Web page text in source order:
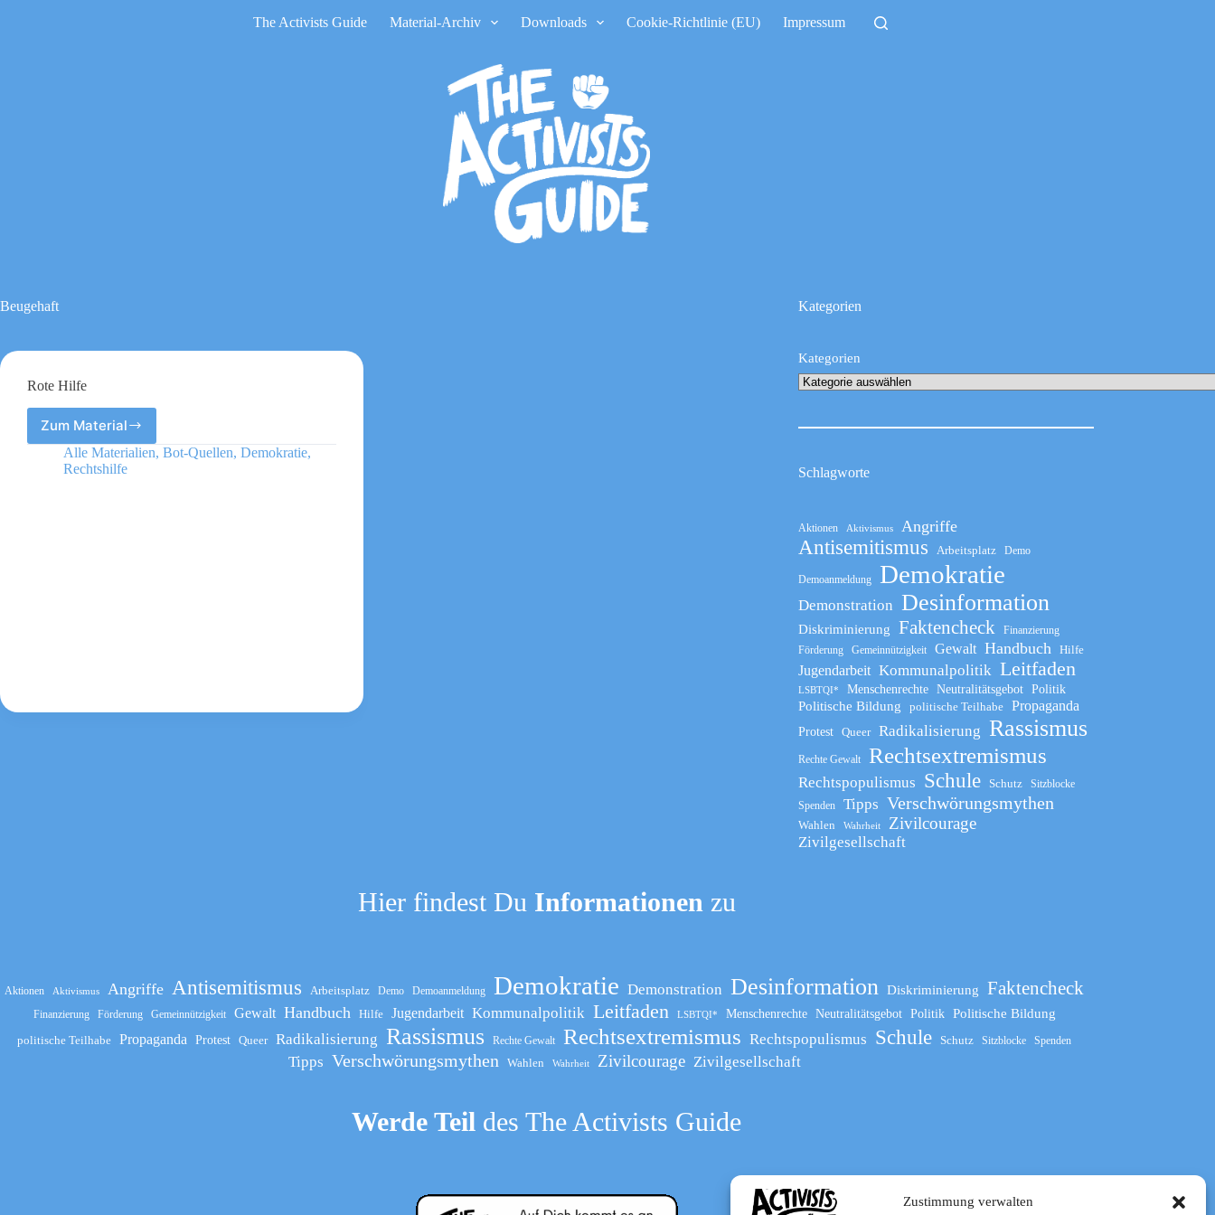
Zustimmung verwalten
The Activists Guide Material-Archiv Downloads Cookie-Richtlinie (EU) Impressum
Beugehaft
Rote Hilfe
Zum Material
Rote
Hilfe
Alle Materialien, Bot-Quellen, Demokratie,
Rechtshilfe
Kategorien
Kategorien
Schlagworte
Aktionen Aktivismus Angriffe
Antisemitismus Arbeitsplatz Demo
Demoanmeldung Demokratie
Demonstration Desinformation
Diskriminierung Faktencheck
Finanzierung
Förderung
Gemeinnützigkeit Gewalt Handbuch Hilfe
Jugendarbeit Kommunalpolitik Leitfaden
LSBTQI* Menschenrechte Neutralitätsgebot Politik
Politische Bildung politische Teilhabe Propaganda
Protest Queer Radikalisierung Rassismus
Rechte Gewalt Rechtsextremismus
Rechtspopulismus Schule Schutz
Sitzblocke
Spenden
Tipps Verschwörungsmythen
Wahlen Wahrheit Zivilcourage
Zivilgesellschaft
Hier findest Du Informationen zu
Aktionen Aktivismus Angriffe Antisemitismus Arbeitsplatz Demo Demoanmeldung Demokratie Demonstration Desinformation Diskriminierung Faktencheck
Finanzierung Förderung Gemeinnützigkeit Gewalt Handbuch Hilfe Jugendarbeit Kommunalpolitik Leitfaden LSBTQI* Menschenrechte Neutralitätsgebot Politik Politische Bildung
politische Teilhabe Propaganda Protest Queer Radikalisierung Rassismus Rechte Gewalt Rechtsextremismus Rechtspopulismus Schule Schutz Sitzblocke Spenden
Tipps Verschwörungsmythen Wahlen Wahrheit Zivilcourage Zivilgesellschaft
Werde Teil des The Activists Guide